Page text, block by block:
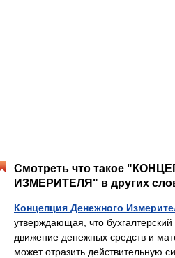
Смотреть что такое
ИЗМЕРИТЕЛЯ" в других
Концепция Денежного
утверждающая, что бухгалтерский
движение денежных средств и
может отразить действительную